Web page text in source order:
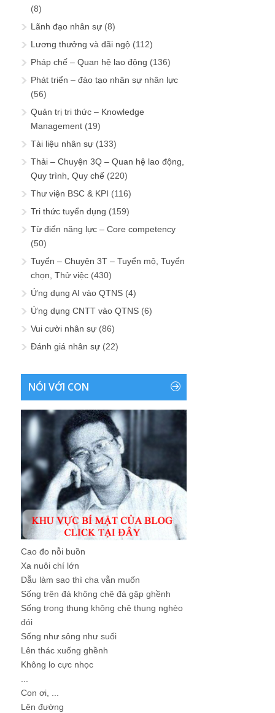
(8)
Lãnh đạo nhân sự (8)
Lương thưởng và đãi ngộ (112)
Pháp chế – Quan hệ lao động (136)
Phát triển – đào tạo nhân sự nhân lực
(56)
Quản trị tri thức – Knowledge
Management (19)
Tài liệu nhân sự (133)
Thải – Chuyện 3Q – Quan hệ lao động,
Quy trình, Quy chế (220)
Thư viện BSC & KPI (116)
Tri thức tuyển dụng (159)
Từ điển năng lực – Core competency
(50)
Tuyển – Chuyện 3T – Tuyển mộ, Tuyển
chọn, Thử việc (430)
Ứng dụng AI vào QTNS (4)
Ứng dụng CNTT vào QTNS (6)
Vui cười nhân sự (86)
Đánh giá nhân sự (22)
NÓI VỚI CON
Cao đo nỗi buồn
Xa nuôi chí lớn
Dẫu làm sao thì cha vẫn muốn
Sống trên đá không chê đá gập ghềnh
Sống trong thung không chê thung nghèo
đói
Sống như sông như suối
Lên thác xuống ghềnh
Không lo cực nhọc
Con ơi, ...
Lên đường